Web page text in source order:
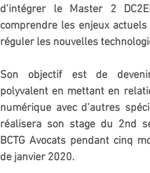
d’intégrer le Master 2
comprendre les enjeux
réguler les nouvelles
Son objectif est de
polyvalent en mettant en
numérique avec d’autres
réalisera son stage du 2nd
BCTG Avocats pendant cinq
de janvier 2020.